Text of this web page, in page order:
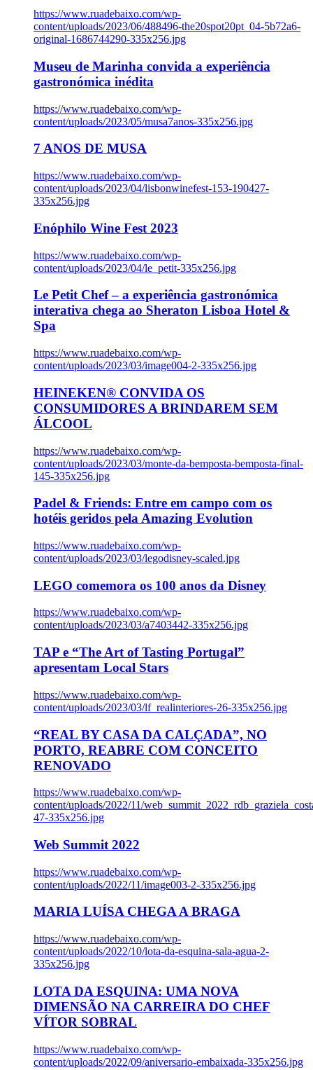
https://www.ruadebaixo.com/wp-
content/uploads/2023/06/488496-the20spot20pt_04-5b72a6-
original-1686744290-335x256.jpg
Museu de Marinha convida a experiência
gastronómica inédita
https://www.ruadebaixo.com/wp-
content/uploads/2023/05/musa7anos-335x256.jpg
7 ANOS DE MUSA
https://www.ruadebaixo.com/wp-
content/uploads/2023/04/lisbonwinefest-153-190427-
335x256.jpg
Enóphilo Wine Fest 2023
https://www.ruadebaixo.com/wp-
content/uploads/2023/04/le_petit-335x256.jpg
Le Petit Chef – a experiência gastronómica
interativa chega ao Sheraton Lisboa Hotel &
Spa
https://www.ruadebaixo.com/wp-
content/uploads/2023/03/image004-2-335x256.jpg
HEINEKEN® CONVIDA OS
CONSUMIDORES A BRINDAREM SEM
ÁLCOOL
https://www.ruadebaixo.com/wp-
content/uploads/2023/03/monte-da-bemposta-bemposta-final-
145-335x256.jpg
Padel & Friends: Entre em campo com os
hotéis geridos pela Amazing Evolution
https://www.ruadebaixo.com/wp-
content/uploads/2023/03/legodisney-scaled.jpg
LEGO comemora os 100 anos da Disney
https://www.ruadebaixo.com/wp-
content/uploads/2023/03/a7403442-335x256.jpg
TAP e “The Art of Tasting Portugal”
apresentam Local Stars
https://www.ruadebaixo.com/wp-
content/uploads/2023/03/lf_realinteriores-26-335x256.jpg
“REAL BY CASA DA CALÇADA”, NO
PORTO, REABRE COM CONCEITO
RENOVADO
https://www.ruadebaixo.com/wp-
content/uploads/2022/11/
47-335x256.jpg
Web Summit 2022
https://www.ruadebaixo.com/wp-
content/uploads/2022/11/image003-2-335x256.jpg
MARIA LUÍSA CHEGA A BRAGA
https://www.ruadebaixo.com/wp-
content/uploads/2022/10/lota-da-esquina-sala-agua-2-
335x256.jpg
LOTA DA ESQUINA: UMA NOVA
DIMENSÃO NA CARREIRA DO CHEF
VÍTOR SOBRAL
https://www.ruadebaixo.com/wp-
content/uploads/2022/09/aniversario-embaixada-335x256.jpg